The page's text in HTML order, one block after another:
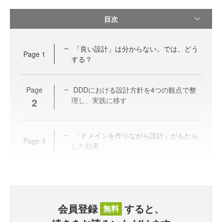
目次
Page 1
「良い設計」は分からない。では、どう
する？
Page
2
DDDにおける設計方針を4つの観点で整
理し、実践に移す
Page 3
「ドメインを作りながら設計」がもたら
した効果
会員登録 無料 すると、